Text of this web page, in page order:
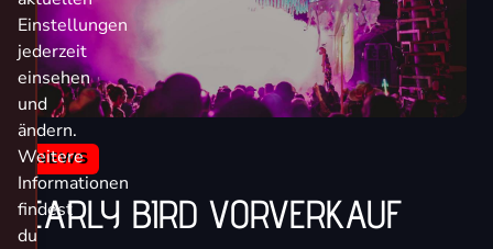
NEWS
EARLY BIRD VORVERKAUF
Einstellungen
jederzeit
einsehen
und
ändern.
Weitere
Informationen
findest
du